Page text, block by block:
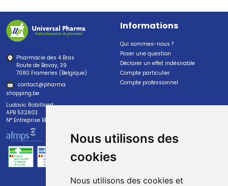
Nous utilisons des
cookies
Nous utilisons des cookies et
Pharmacie des 4 Bras
Route de Bavay, 39
7080 Frameries (Belgique)
contact@pharma
shopping.be
Ludovic Robilliard
APB 532803
N° Entreprise BE0447.382.113
Informations
Qui sommes-nous ?
Poser une question
Déclarer un effet indésirable
Compte particulier
Compte professionnel